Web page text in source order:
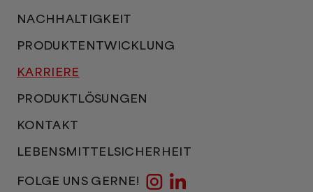
NACHHALTIGKEIT
PRODUKTENTWICKLUNG
KARRIERE
PRODUKTLÖSUNGEN
KONTAKT
LEBENSMITTELSICHERHEIT
FOLGE UNS GERNE!